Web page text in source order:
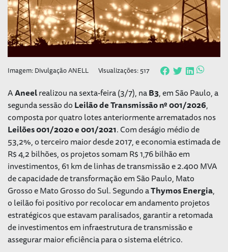
Imagem: Divulgação ANELL Visualizações: 517
AAneelrealizou na sexta-feira (3/7), naB3, em São Paulo, a
segunda sessão doLeilão de Transmissão nº 001/2026,
composta por quatro lotes anteriormente arrematados nos
Leilões 001/2020 e 001/2021. Com deságio médio de
53,2%, o terceiro maior desde 2017, e economia estimada de
R$ 4,2 bilhões, os projetos somam R$ 1,76 bilhão em
investimentos, 61 km de linhas de transmissão e 2.400 MVA
de capacidade de transformação em São Paulo, Mato
Grosso e Mato Grosso do Sul. Segundo aThymos Energia,
o leilão foi positivo por recolocar em andamento projetos
estratégicos que estavam paralisados, garantir a retomada
de investimentos em infraestrutura de transmissão e
assegurar maior eficiência para o sistema elétrico.